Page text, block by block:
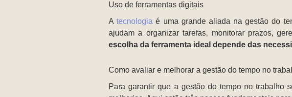
Uso de ferramentas digitais
Atecnologia é uma grande aliada na gestão do
ajudam a organizar tarefas, monitorar prazos,
escolha da ferramenta ideal depende das
Como avaliar e melhorar a gestão do tempo no
Para garantir que a gestão do tempo no trabalho